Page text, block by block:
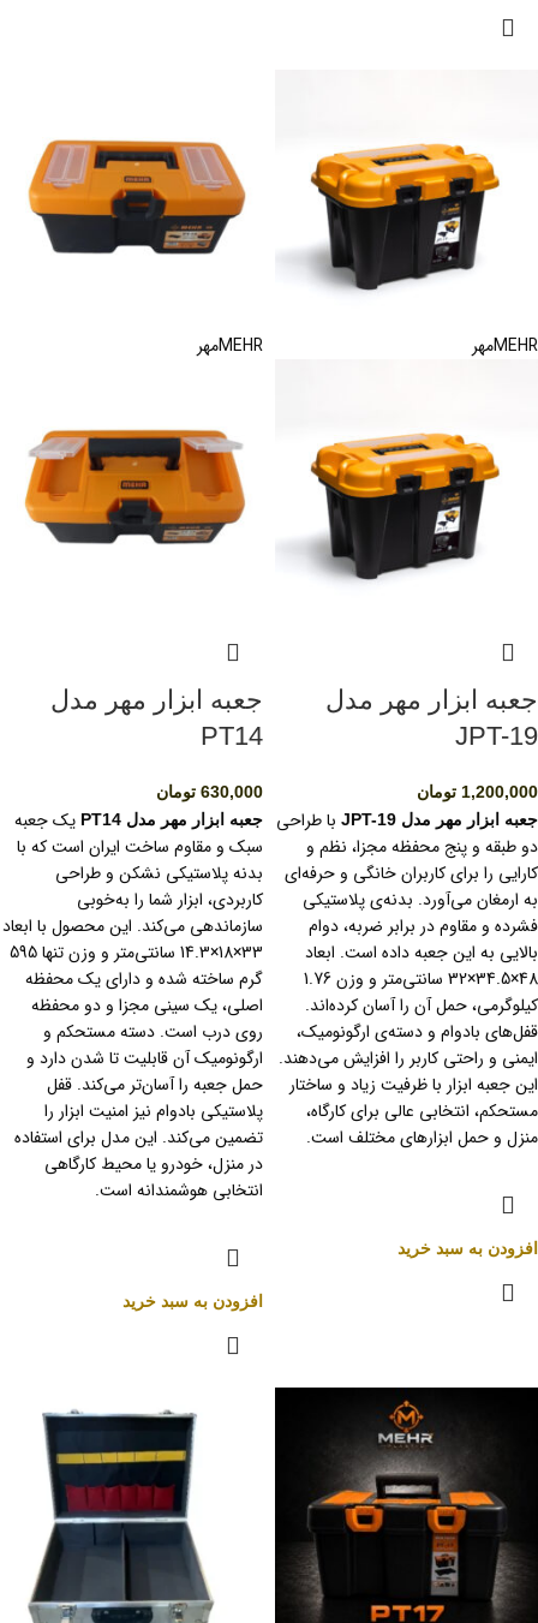
MEHRمهر
جعبه ابزار مهر مدل
JPT-19
1,200,000 تومان
جعبه ابزار مهر مدل JPT-19
با طراحی
دو طبقه و پنج محفظه مجزا، نظم و
کارایی را برای کاربران خانگی و حرفه‌ای
به ارمغان می‌آورد. بدنه‌ی پلاستیکی
فشرده و مقاوم در برابر ضربه، دوام
بالایی به این جعبه داده است. ابعاد
48×34.5×32 سانتی‌متر و وزن 1.76
کیلوگرمی، حمل آن را آسان کرده‌اند.
قفل‌های بادوام و دسته‌ی ارگونومیک،
ایمنی و راحتی کاربر را افزایش می‌دهند.
این جعبه ابزار با ظرفیت زیاد و ساختار
مستحکم، انتخابی عالی برای کارگاه،
منزل و حمل ابزارهای مختلف است.
افزودن به سبد خرید
MEHRمهر
جعبه ابزار مهر مدل
PT14
630,000 تومان
جعبه ابزار مهر مدل PT14
یک جعبه
سبک و مقاوم ساخت ایران است که با
بدنه پلاستیکی نشکن و طراحی
کاربردی، ابزار شما را به‌خوبی
سازماندهی می‌کند. این محصول با ابعاد
33×18×14.3 سانتی‌متر و وزن تنها 595
گرم ساخته شده و دارای یک محفظه
اصلی، یک سینی مجزا و دو محفظه
روی درب است. دسته مستحکم و
ارگونومیک آن قابلیت تا شدن دارد و
حمل جعبه را آسان‌تر می‌کند. قفل
پلاستیکی بادوام نیز امنیت ابزار را
تضمین می‌کند. این مدل برای استفاده
در منزل، خودرو یا محیط کارگاهی
انتخابی هوشمندانه است.
افزودن به سبد خرید